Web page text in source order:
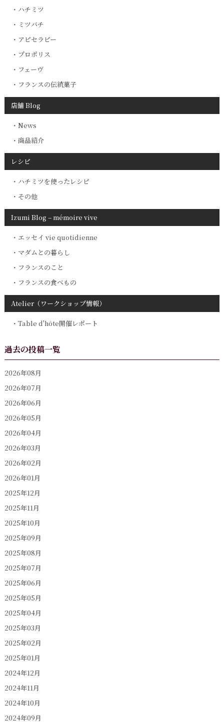
ハチミツ
ミツバチ
アピセラピー
プロポリス
フェーヴ
フランスの伝統菓子
店舗 Blog
News
商品紹介
レシピ
ハチミツを使ったレシピ
その他
Izumi Blog – mémoire vive
エッセイ vie quotidienne
マダムとの暮らし
フランスのこと
フランスの食べもの
Atelier（ワークショップ情報）
Table d'hôte開催レポート
過去の投稿一覧
2026年08月
2026年07月
2026年06月
2026年05月
2026年04月
2026年03月
2026年02月
2026年01月
2025年12月
2025年11月
2025年10月
2025年09月
2025年08月
2025年07月
2025年06月
2025年05月
2025年04月
2025年03月
2025年02月
2025年01月
2024年12月
2024年11月
2024年10月
2024年09月